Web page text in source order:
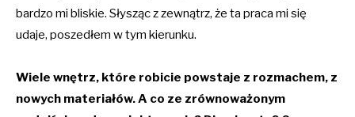
bardzo mi bliskie. Słysząc z zewnątrz, że ta praca mi się
udaje, poszedłem w tym kierunku.
Wiele wnętrz, które robicie powstaje z rozmachem, z
nowych materiałów. A co ze zrównoważonym